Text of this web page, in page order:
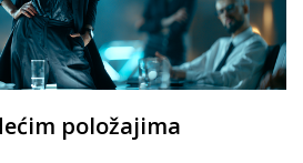
položajima